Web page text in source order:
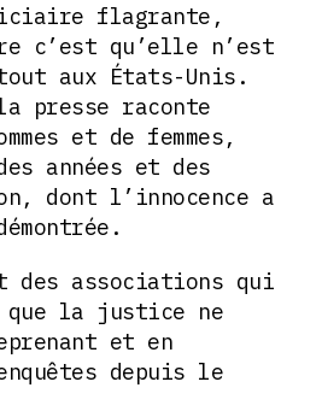
flagrante,
c’est qu’elle n’est
aux États-Unis.
presse raconte
et de femmes,
années et des
dont l’innocence a
des associations qui
la justice ne
et en
depuis le